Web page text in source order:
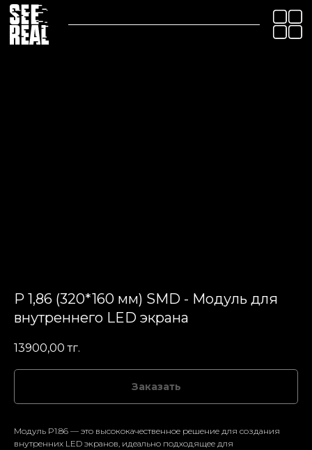
P 1,86 (320*160 мм) SMD - Модуль для
внутреннего LED экрана
13900,00 тг.
Заказать
Модуль P1.86 — это высококачественное решение для создания
внутренних LED экранов, идеально подходящее для